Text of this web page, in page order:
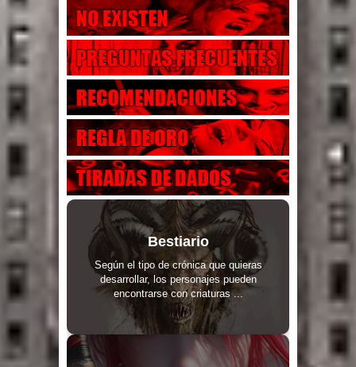
Bestiario
Según el tipo de crónica que quieras
desarrollar, los personajes pueden
encontrarse con criaturas ...